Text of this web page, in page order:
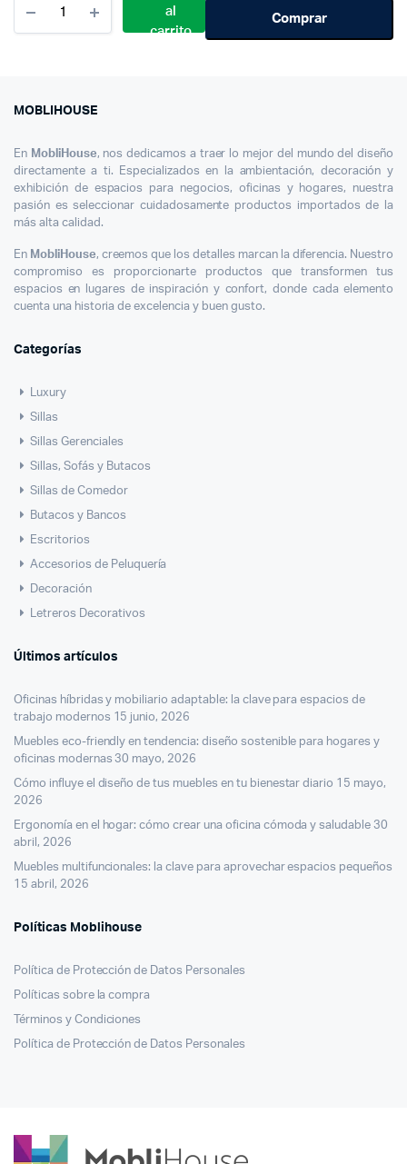
Esfero
Euro-
al
carrito
Comprar
MOBLIHOUSE
En MobliHouse, nos dedicamos a traer lo mejor del mundo del diseño
directamente a ti. Especializados en la ambientación, decoración y
exhibición de espacios para negocios, oficinas y hogares, nuestra
pasión es seleccionar cuidadosamente productos importados de la
más alta calidad.
En MobliHouse, creemos que los detalles marcan la diferencia. Nuestro
compromiso es proporcionarte productos que transformen tus
espacios en lugares de inspiración y confort, donde cada elemento
cuenta una historia de excelencia y buen gusto.
Categorías
Luxury
Sillas
Sillas Gerenciales
Sillas, Sofás y Butacos
Sillas de Comedor
Butacos y Bancos
Escritorios
Accesorios de Peluquería
Decoración
Letreros Decorativos
Últimos artículos
Oficinas híbridas y mobiliario adaptable: la clave para espacios de
trabajo modernos 15 junio, 2026
Muebles eco-friendly en tendencia: diseño sostenible para hogares y
oficinas modernas 30 mayo, 2026
Cómo influye el diseño de tus muebles en tu bienestar diario 15 mayo,
2026
Ergonomía en el hogar: cómo crear una oficina cómoda y saludable 30
abril, 2026
Muebles multifuncionales: la clave para aprovechar espacios pequeños
15 abril, 2026
Políticas Moblihouse
Política de Protección de Datos Personales
Políticas sobre la compra
Términos y Condiciones
Política de Protección de Datos Personales